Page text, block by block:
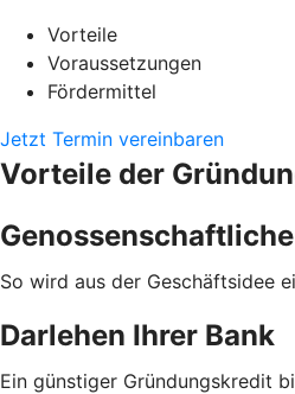
Vorteile
Voraussetzungen
Fördermittel
Jetzt Termin vereinbaren
Vorteile der
So wird aus der Geschäftsidee
Darlehen Ihrer Bank
Ein günstiger Gründungskredit